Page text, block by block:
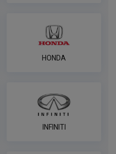
ДНЕЙ
фаркопа
без реле WESTFALIA 13-
HONDA
INFINITI